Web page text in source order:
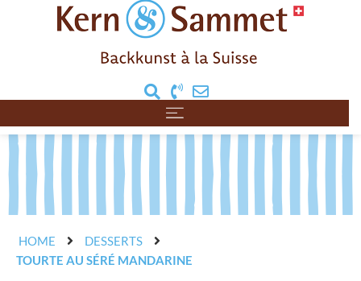
HOME
DESSERTS
TOURTE AU SÉRÉ MANDARINE